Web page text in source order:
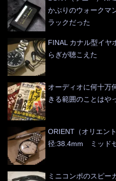
かぶりのウォーク
ラックだった
FINAL カナル型イ
らぎが聴こえた
オーディオに何十万
きる範囲のことはや
ORIENT（オリエ
径:38.4mm ミッド
ミニコンポのスピー